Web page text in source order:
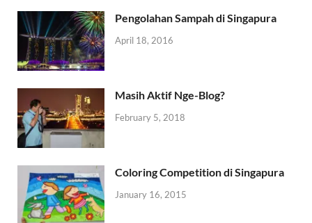
Pengolahan Sampah di Singapura
April 18, 2016
Masih Aktif Nge-Blog?
February 5, 2018
Coloring Competition di Singapura
January 16, 2015